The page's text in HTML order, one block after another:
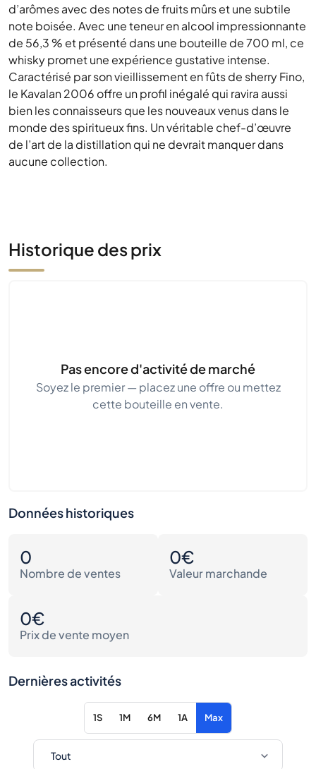
d’arômes avec des notes de fruits mûrs et une subtile
note boisée. Avec une teneur en alcool impressionnante
de 56,3 % et présenté dans une bouteille de 700 ml, ce
whisky promet une expérience gustative intense.
Caractérisé par son vieillissement en fûts de sherry Fino,
le Kavalan 2006 offre un profil inégalé qui ravira aussi
bien les connaisseurs que les nouveaux venus dans le
monde des spiritueux fins. Un véritable chef-d’œuvre
de l’art de la distillation qui ne devrait manquer dans
aucune collection.
Historique des prix
Pas encore d'activité de marché
Soyez le premier — placez une offre ou mettez
cette bouteille en vente.
Données historiques
0
Nombre de ventes
0€
Valeur marchande
0€
Prix de vente moyen
Dernières activités
1S 1M 6M 1A Max